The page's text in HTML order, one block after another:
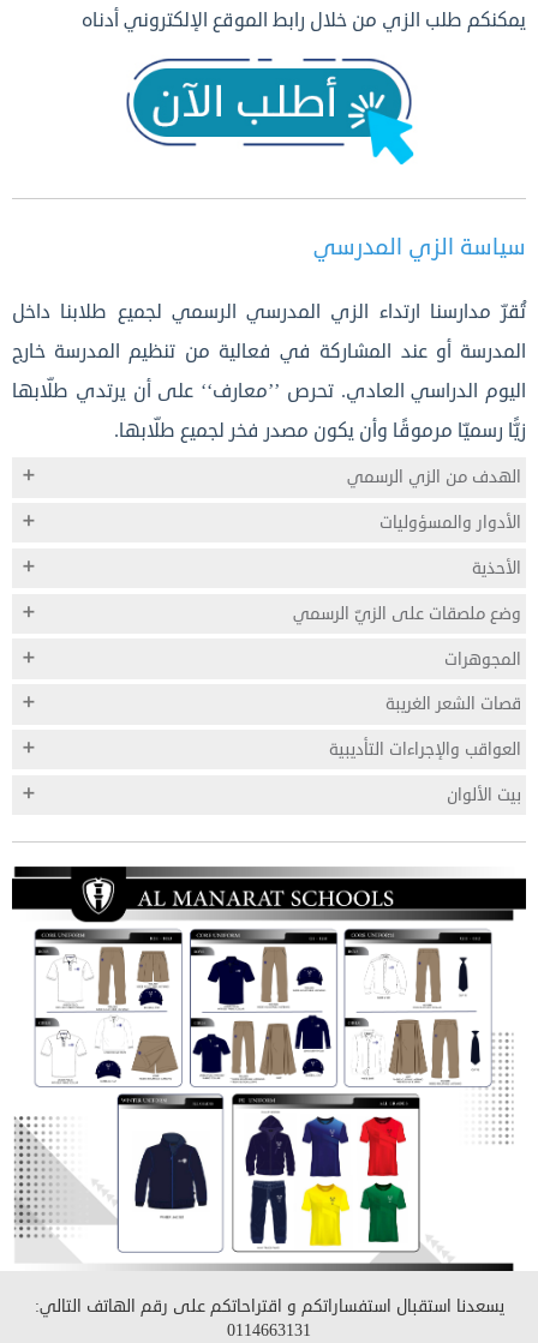
يمكنكم طلب الزي من خلال رابط الموقع الإلكتروني أدناه
سياسة الزي المدرسي
تُقرّ مدارسنا ارتداء الزي المدرسي الرسمي لجميع طلابنا داخل
المدرسة أو عند المشاركة في فعالية من تنظيم المدرسة خارج
اليوم الدراسي العادي. تحرص ’’معارف‘‘ على أن يرتدي طلّابها
زيًّا رسميّا مرموقًا وأن يكون مصدر فخر لجميع طلّابها.
الهدف من الزي الرسمي
الأدوار والمسؤوليات
الأحذية
وضع ملصقات على الزيّ الرسمي
المجوهرات
قصات الشعر الغريبة
العواقب والإجراءات التأديبية
بيت الألوان
يسعدنا استقبال استفساراتكم و اقتراحاتكم على رقم الهاتف التالي:
0114663131